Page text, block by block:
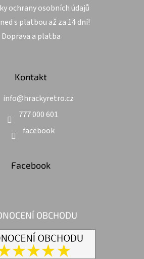
ochrany osobních údajů
s platbou až za 14 dní!
Doprava a platba
Kontakt
info@hrackyretro.cz
777 000 601
facebook
Facebook
OBCHODU